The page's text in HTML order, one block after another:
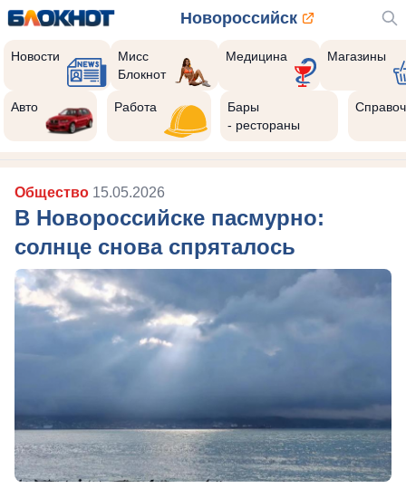
Новороссийск
Новости
Мисс
Блокнот
Медицина Магазины
Авто Работа
Бары
- рестораны
Общество 15.05.2026
В Новороссийске пасмурно:
солнце снова спряталось